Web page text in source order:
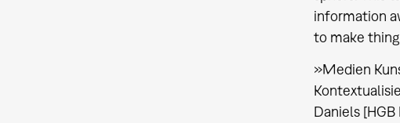
information
to make
»Medien
Daniels